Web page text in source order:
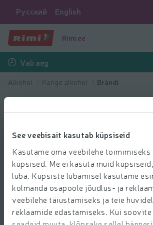
See veebisait kasutab küpsiseid
Kasutame oma veebilehe
küpsised. Me ei kasuta muid
luba. Küpsiste lubamisel kasutame
kolmanda osapoole jõudlus- ja
veebilehe täiustamiseks ja teie
reklaamide edastamiseks. Kui
Русский English
Rimi.ee
Vali aeg
Alkohol Kange alkohol Brändi